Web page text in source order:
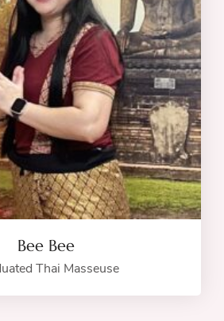
Bee Bee
Thai Masseuse